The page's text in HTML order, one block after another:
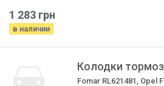
1 283 грн
в наличии
Колодки
Fomar RL621481, Opel